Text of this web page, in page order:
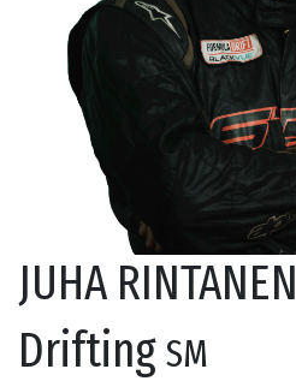
JUHA RINTANEN
Drifting SM